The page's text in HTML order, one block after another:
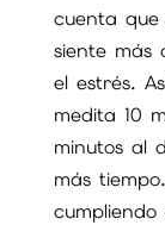
cuenta que
siente más
el estrés.
medita 10
minutos al
más